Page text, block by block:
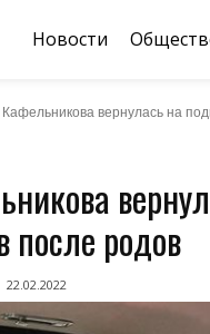
Новости
вернулась на
после родов
22.02.2022